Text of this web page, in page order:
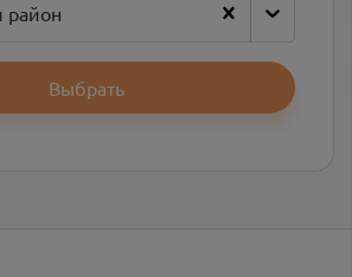
район
Выбрать